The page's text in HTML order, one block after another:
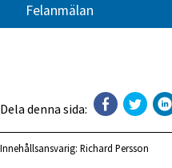
Felanmälan
Dela denna sida:
Innehållsansvarig: Richard Persson